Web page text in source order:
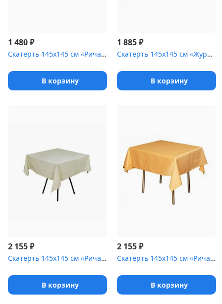
1 480₽
Скатерть 145х145 см «Ричард ажур» белая
В корзину
1 885₽
Скатерть 145х145 см «Журавинка» темно-зеленая [(гладь)]
В корзину
2 155₽
Скатерть 145х145 см «Ричард» шампань [(цветок)]
В корзину
2 155₽
Скатерть 145х145 см «Ричард ажур» золотая
В корзину